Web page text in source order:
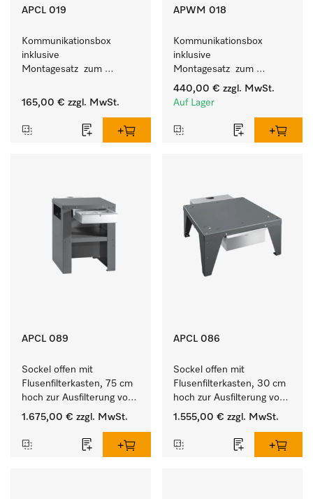
APCL 019
Kommunikationsbox
inklusive
Montagesatz  zum
Waschmaschine/Ablufttrockner
165,00 € zzgl. MwSt.
APWM 018
Kommunikationsbox
inklusive
Montagesatz  zum
Verbindungsaufbau von 9
- 11 kg Waschmaschine
440,00 € zzgl. MwSt.
Auf Lager
APCL 089
Sockel offen mit
Flusenfilterkasten, 75 cm
hoch zur Ausfilterung von
Flusen und groben
1.675,00 € zzgl. MwSt.
APCL 086
Sockel offen mit
Flusenfilterkasten, 30 cm
hoch zur Ausfilterung von
Flusen und groben
1.555,00 € zzgl. MwSt.